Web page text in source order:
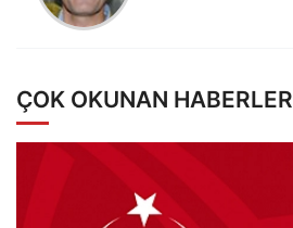
ÇOK OKUNAN HABERLER